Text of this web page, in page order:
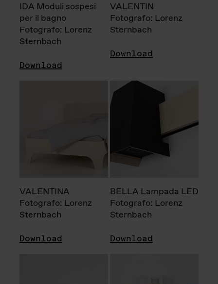
IDA Moduli sospesi
per il bagno
Fotografo: Lorenz
Sternbach
Download
VALENTIN
Fotografo: Lorenz
Sternbach
Download
VALENTINA
Fotografo: Lorenz
Sternbach
Download
BELLA Lampada LED
Fotografo: Lorenz
Sternbach
Download